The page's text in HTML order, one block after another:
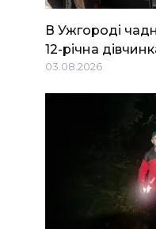
В Ужгороді
12-річна
03.08.2026